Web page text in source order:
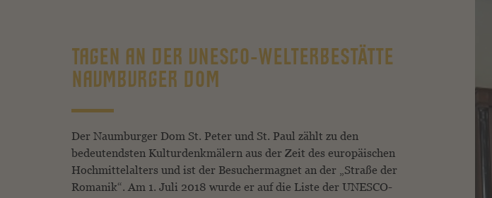
TAGEN AN DER UNESCO-WELTERBESTÄTTE
NAUMBURGER DOM
Der Naumburger Dom St. Peter und St. Paul zählt zu den
bedeutendsten Kulturdenkmälern aus der Zeit des europäischen
Hochmittelalters und ist der Besuchermagnet an der „Straße der
Romanik“. Am 1. Juli 2018 wurde er auf die Liste der UNESCO-